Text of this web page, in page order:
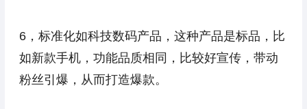
6，标准化如科技数码产品，这种产品是标品，比
如新款手机，功能品质相同，比较好宣传，带动
粉丝引爆，从而打造爆款。